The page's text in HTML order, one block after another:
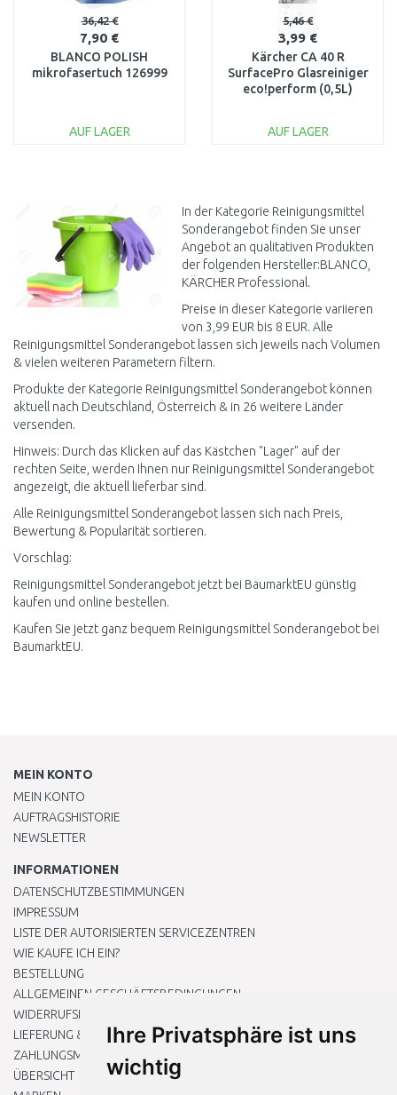
Ihre Privatsphäre ist uns
wichtig
36,42 €
7,90 €
BLANCO POLISH
mikrofasertuch 126999
AUF LAGER
5,46 €
3,99 €
Kärcher CA 40 R
SurfacePro Glasreiniger
eco!perform (0,5L)
AUF LAGER
Vergleichen
In der Kategorie Reinigungsmittel
Sonderangebot finden Sie unser
Angebot an qualitativen Produkten
der folgenden Hersteller:BLANCO,
KÄRCHER Professional.
Preise in dieser Kategorie variieren
von 3,99 EUR bis 8 EUR. Alle
Reinigungsmittel Sonderangebot lassen sich jeweils nach Volumen
& vielen weiteren Parametern filtern.
Produkte der Kategorie Reinigungsmittel Sonderangebot können
aktuell nach Deutschland, Österreich & in 26 weitere Länder
versenden.
Hinweis: Durch das Klicken auf das Kästchen "Lager" auf der
rechten Seite, werden Ihnen nur Reinigungsmittel Sonderangebot
angezeigt, die aktuell lieferbar sind.
Alle Reinigungsmittel Sonderangebot lassen sich nach Preis,
Bewertung & Popularität sortieren.
Vorschlag:
Reinigungsmittel Sonderangebot jetzt bei BaumarktEU günstig
kaufen und online bestellen.
Kaufen Sie jetzt ganz bequem Reinigungsmittel Sonderangebot bei
BaumarktEU.
MEIN KONTO
MEIN KONTO
AUFTRAGSHISTORIE
NEWSLETTER
INFORMATIONEN
DATENSCHUTZBESTIMMUNGEN
IMPRESSUM
LISTE DER AUTORISIERTEN SERVICEZENTREN
WIE KAUFE ICH EIN?
BESTELLUNG
ALLGEMEINEN GESCHÄFTSBEDINGUNGEN
WIDERRUFSRECHT
LIEFERUNG & ZAHLUNG
ZAHLUNGSMETHODEN
ÜBERSICHT